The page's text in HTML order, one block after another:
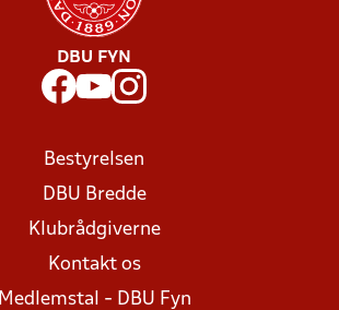
DBU FYN
Bestyrelsen
DBU Bredde
Klubrådgiverne
Kontakt os
Medlemstal - DBU Fyn